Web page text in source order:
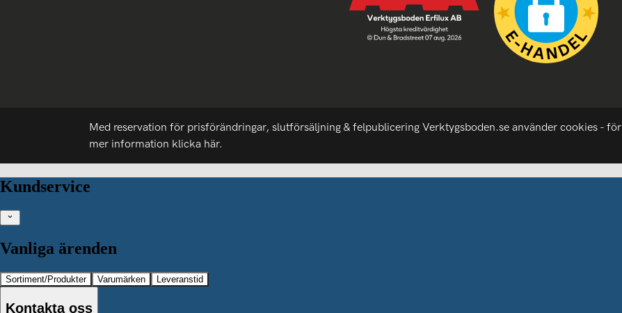
Med reservation för prisförändringar, slutförsäljning & felpublicering Verktygsboden.se använder cookies - för
mer information klicka här.